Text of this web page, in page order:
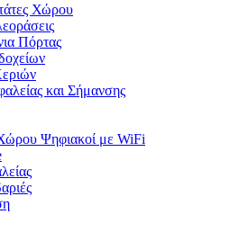
Χώρου
Πόρτας
και Σήμανσης
Ψηφιακοί με WiFi